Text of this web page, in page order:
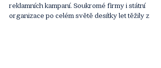
reklamních kampaní. Soukromé firmy i státní
organizace po celém světě desítky let těžily z